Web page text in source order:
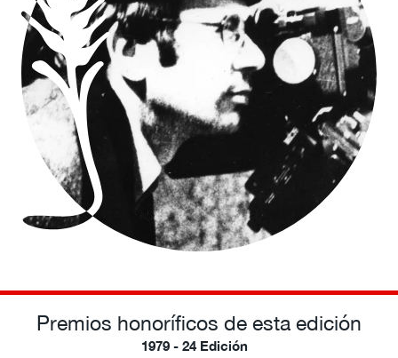
Premios honoríficos de esta edición
1979 - 24 Edición